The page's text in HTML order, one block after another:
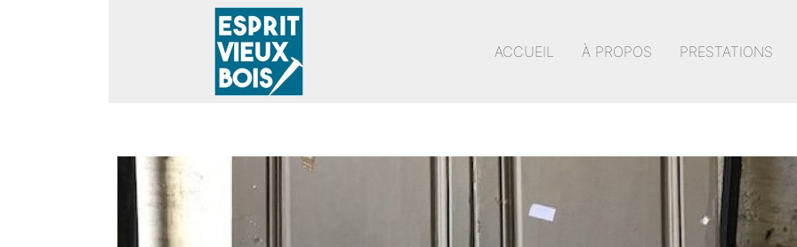
ACCUEIL À PROPOS PRESTATIONS